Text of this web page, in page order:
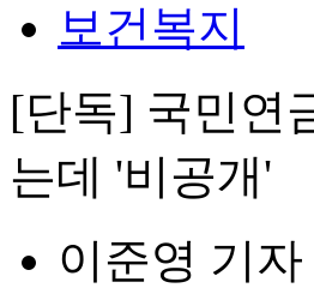
보건복지
[단독] 국민연
는데 '비공개'
이준영 기자